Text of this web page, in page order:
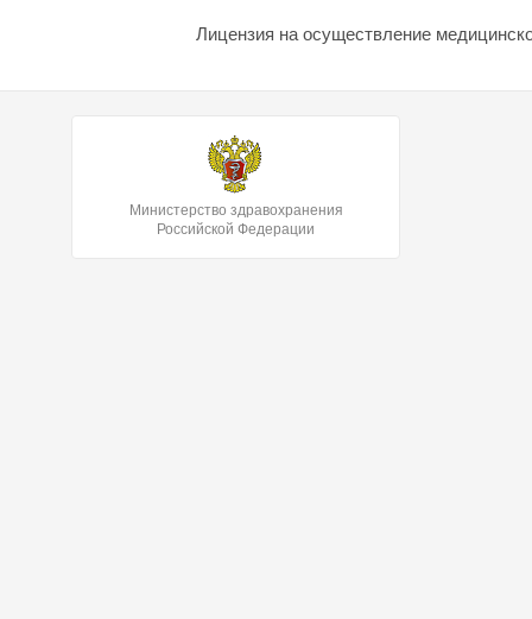
Лицензия на осуществление
Министерство здравохранения
Российской Федерации